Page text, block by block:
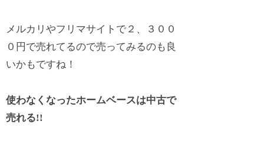
メルカリやフリマサイトで２、３００
０円で売れてるので売ってみるのも良
いかもですね！
使わなくなったホームベースは中古で
売れる!!